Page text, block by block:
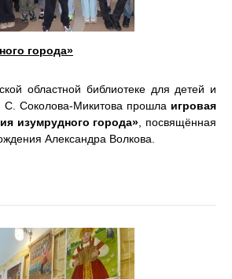
города»
областной библиотеке для детей и
Соколова-Микитова прошла игровая
изумрудного города», посвящённая
Александра Волкова.